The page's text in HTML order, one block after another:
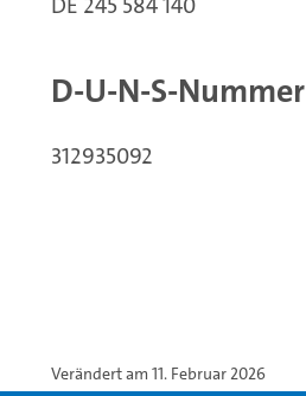
D-U-N-S-Nummer
312935092
Verändert am 11. Februar 2026